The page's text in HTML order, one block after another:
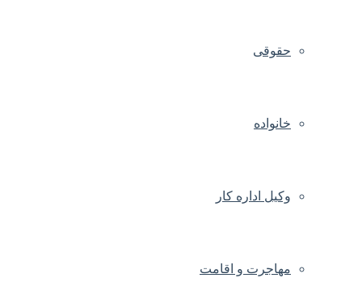
حقوقی
خانواده
وکیل اداره کار
مهاجرت و اقامت